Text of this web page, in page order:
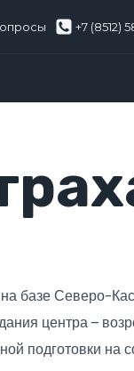
+7 (8512)
Северо-
центра –
на